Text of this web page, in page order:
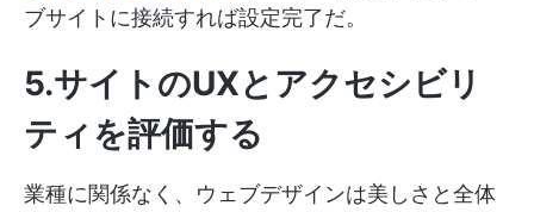
ブサイトに接続すれば設定完了だ。
5.サイトのUXとアクセシビリ
ティを評価する
業種に関係なく、ウェブデザインは美しさと全体